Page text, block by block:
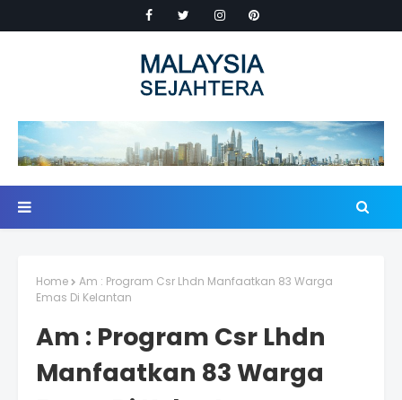
Home
Am : Program Csr Lhdn Manfaatkan 83 Warga
Emas Di Kelantan
Am : Program Csr Lhdn
Manfaatkan 83 Warga